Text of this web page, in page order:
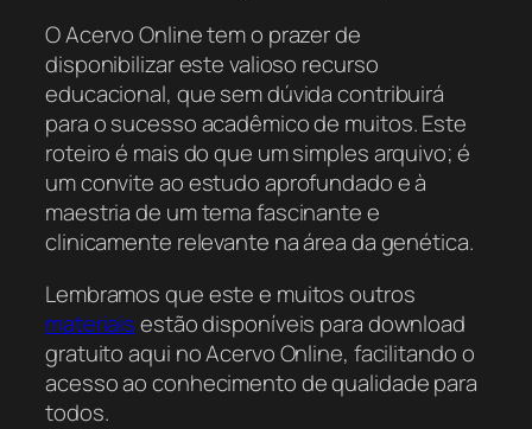
O Acervo Online tem o prazer de
disponibilizar este valioso recurso
educacional, que sem dúvida contribuirá
para o sucesso acadêmico de muitos. Este
roteiro é mais do que um simples arquivo; é
um convite ao estudo aprofundado e à
maestria de um tema fascinante e
clinicamente relevante na área da genética.
Lembramos que este e muitos outros
materiaisestão disponíveis para download
gratuito aqui no Acervo Online, facilitando o
acesso ao conhecimento de qualidade para
todos.